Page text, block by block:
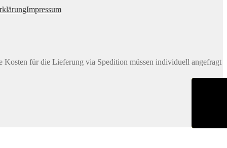
Impressum
für die Lieferung via Spedition müssen individuell angefragt